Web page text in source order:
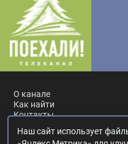
О канале
Как найти
Контакты
Наш сайт использует